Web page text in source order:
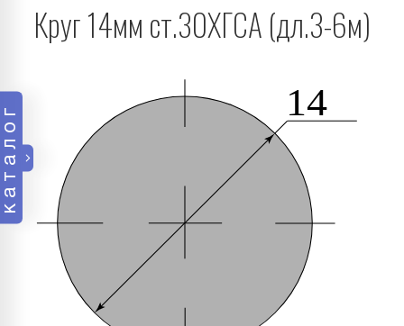
каталог
Круг 14мм ст.30ХГСА (дл.3-6м)